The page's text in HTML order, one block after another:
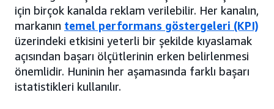
için birçok kanalda reklam verilebilir. Her kanalın,
markanın temel performans göstergeleri (KPI)
üzerindeki etkisini yeterli bir şekilde kıyaslamak
açısından başarı ölçütlerinin erken belirlenmesi
önemlidir. Huninin her aşamasında farklı başarı
istatistikleri kullanılır.